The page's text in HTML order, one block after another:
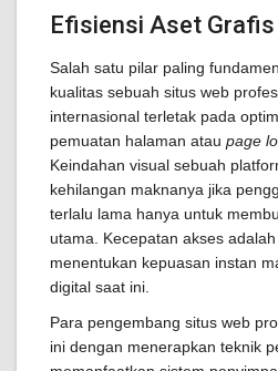
Efisiensi Aset Grafis
Salah satu pilar paling
kualitas sebuah situs web
internasional terletak pada
pemuatan halaman atau page
Keindahan visual sebuah
kehilangan maknanya jika
terlalu lama hanya untuk
utama. Kecepatan akses
menentukan kepuasan instan
digital saat ini.
Para pengembang situs web
ini dengan menerapkan teknik